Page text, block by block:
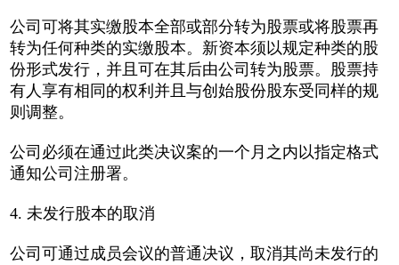
公司可将其实缴股本全部或部分转为股票或将股票再
转为任何种类的实缴股本。新资本须以规定种类的股
份形式发行，并且可在其后由公司转为股票。股票持
有人享有相同的权利并且与创始股份股东受同样的规
则调整。
公司必须在通过此类决议案的一个月之内以指定格式
通知公司注册署。
4. 未发行股本的取消
公司可通过成员会议的普通决议，取消其尚未发行的